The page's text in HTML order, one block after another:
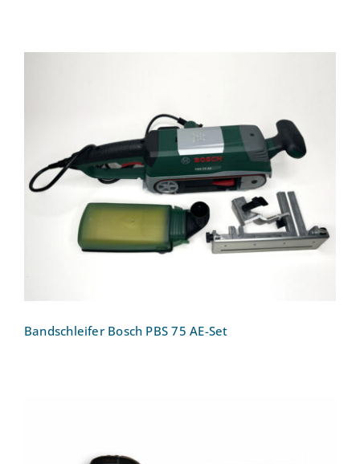
Bandschleifer Bosch PBS 75 AE-Set
Bandschleifer Bosch PBS 75 AE-Set